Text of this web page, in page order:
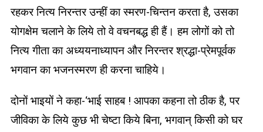
रहकर नित्य निरन्तर उन्हीं का स्मरण-चिन्तन करता है, उसका
योगक्षेम चलाने के लिये तो वे वचनबद्ध ही हैं। हम लोगों को तो
नित्य गीता का अध्ययनाध्यापन और निरन्तर श्रद्धा-प्रेमपूर्वक
भगवान का भजनस्मरण ही करना चाहिये।
दोनों भाइयों ने कहा-‘भाई साहब ! आपका कहना तो ठीक है, पर
जीविका के लिये कुछ भी चेष्टा किये बिना, भगवान् किसी को घर